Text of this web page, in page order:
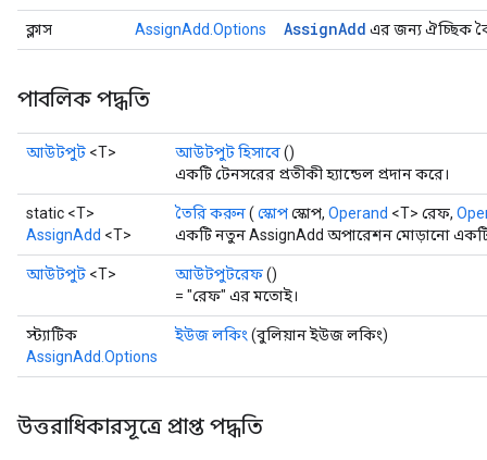
ক্লাস AssignAdd.Options AssignAdd এর জন্য ঐচ্ছিক
পাবলিক পদ্ধতি
আউটপুট <T> আউটপুট হিসাবে()
একটি টেনসরের প্রতীকী হ্যান্ডেল প্রদান করে।
static <T>
AssignAdd <T>
তৈরি করুন( স্কোপস্কোপ, Operand <T> রেফ,
একটি নতুন AssignAdd অপারেশন মোড়ানো একটি
আউটপুট <T> আউটপুটরেফ()
= "রেফ" এর মতোই।
স্ট্যাটিক
AssignAdd.Options
ইউজ লকিং (বুলিয়ান ইউজ লকিং)
উত্তরাধিকারসূত্রে প্রাপ্ত পদ্ধতি